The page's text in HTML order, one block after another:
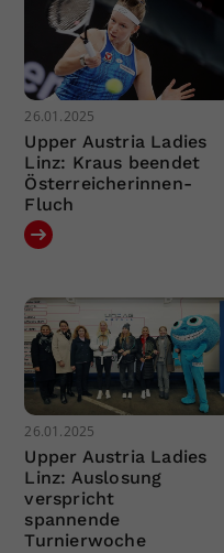
26.01.2025
Upper Austria Ladies
Linz: Kraus beendet
Österreicherinnen-
Fluch
26.01.2025
Upper Austria Ladies
Linz: Auslosung
verspricht
spannende
Turnierwoche